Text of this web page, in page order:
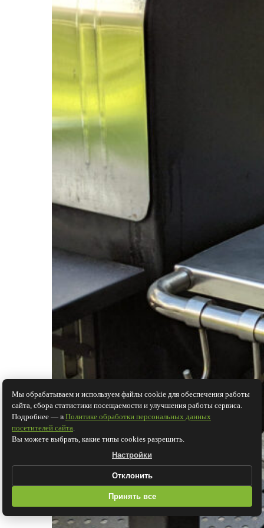
Мы обрабатываем и используем файлы cookie для обеспечения работы
сайта, сбора статистики посещаемости и улучшения работы сервиса.
Подробнее — в Политике обработки персональных данных
посетителей сайта.
Вы можете выбрать, какие типы cookies разрешить.
Настройки
Отклонить
Принять все